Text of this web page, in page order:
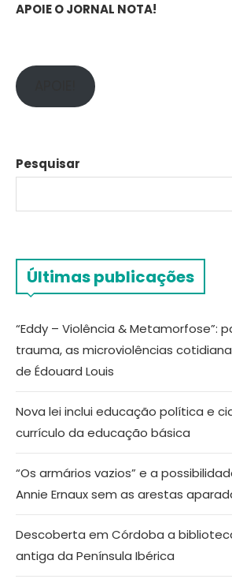
APOIE O JORNAL NOTA!
Pesquisar
Últimas publicações
“Eddy – Violência & Metamorfose”:
trauma, as microviolências
de Édouard Louis
Nova lei inclui educação política e
currículo da educação básica
“Os armários vazios” e a
Annie Ernaux sem as arestas
Descoberta em Córdoba a
antiga da Península Ibérica